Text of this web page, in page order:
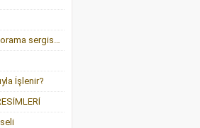
İşlenir?